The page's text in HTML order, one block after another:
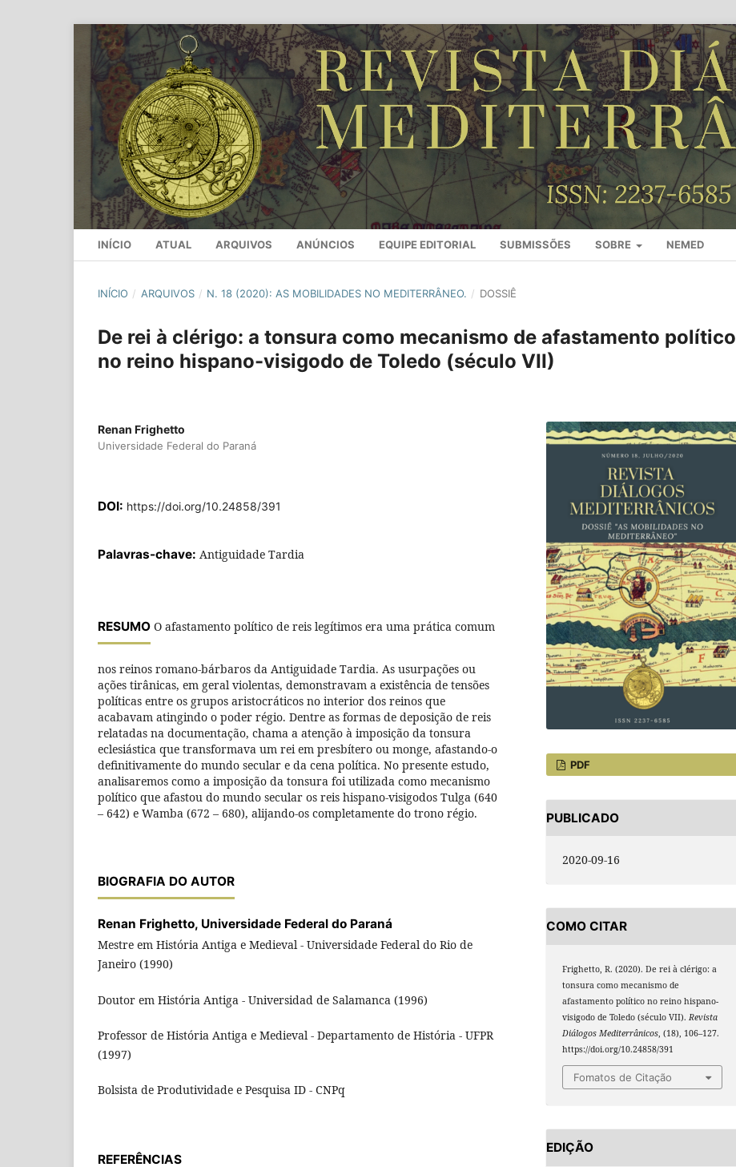
INÍCIO ATUAL ARQUIVOS ANÚNCIOS EQUIPE EDITORIAL SUBMISSÕES SOBRE NEMED
INÍCIO / ARQUIVOS / N. 18 (2020): AS MOBILIDADES NO MEDITERRÂNEO. / DOSSIÊ
De rei à clérigo: a tonsura como mecanismo de afastamento político
no reino hispano-visigodo de Toledo (século VII)
Renan Frighetto
Universidade Federal do Paraná
DOI: https://doi.org/10.24858/391
Palavras-chave: Antiguidade Tardia
RESUMO O afastamento político de reis legítimos era uma prática comum
nos reinos romano-bárbaros da Antiguidade Tardia. As usurpações ou
ações tirânicas, em geral violentas, demonstravam a existência de tensões
políticas entre os grupos aristocráticos no interior dos reinos que
acabavam atingindo o poder régio. Dentre as formas de deposição de reis
relatadas na documentação, chama a atenção à imposição da tonsura
eclesiástica que transformava um rei em presbítero ou monge, afastando-o
definitivamente do mundo secular e da cena política. No presente estudo,
analisaremos como a imposição da tonsura foi utilizada como mecanismo
político que afastou do mundo secular os reis hispano-visigodos Tulga (640
– 642) e Wamba (672 – 680), alijando-os completamente do trono régio.
BIOGRAFIA DO AUTOR
Renan Frighetto, Universidade Federal do Paraná
Mestre em História Antiga e Medieval - Universidade Federal do Rio de
Janeiro (1990)
Doutor em História Antiga - Universidad de Salamanca (1996)
Professor de História Antiga e Medieval - Departamento de História - UFPR
(1997)
Bolsista de Produtividade e Pesquisa ID - CNPq
REFERÊNCIAS
PDF
PUBLICADO
2020-09-16
COMO CITAR
Frighetto, R. (2020). De rei à clérigo: a
tonsura como mecanismo de
afastamento político no reino hispano-
visigodo de Toledo (século VII). Revista
Diálogos Mediterrânicos , (18), 106–127.
https://doi.org/10.24858/391
Fomatos de Citação
EDIÇÃO